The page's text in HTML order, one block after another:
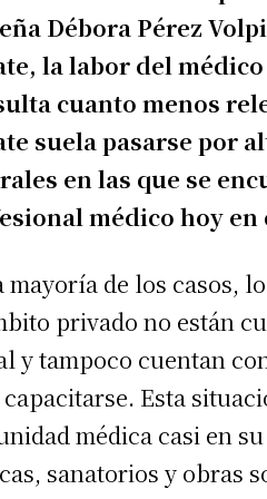
Débora Pérez
la labor del
cuanto menos
suela pasarse por
en las que se
médico hoy en
mayoría de los casos,
privado no están
y tampoco cuentan
Esta
médica casi en
sanatorios y obras